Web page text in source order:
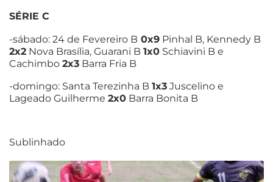
SÉRIE C
-sábado: 24 de Fevereiro B 0x9 Pinhal B, Kennedy B
2x2 Nova Brasília, Guarani B 1x0 Schiavini B e
Cachimbo 2x3 Barra Fria B
-domingo: Santa Terezinha B 1x3 Juscelino e
Lageado Guilherme 2x0 Barra Bonita B
Sublinhado